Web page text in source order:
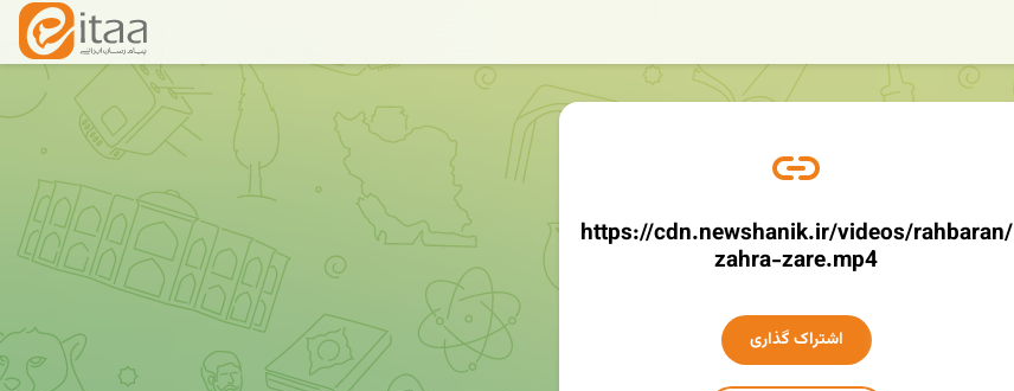
https://cdn.newshanik.ir/videos/rahbaran/
zahra-zare.mp4
اشتراک گذاری